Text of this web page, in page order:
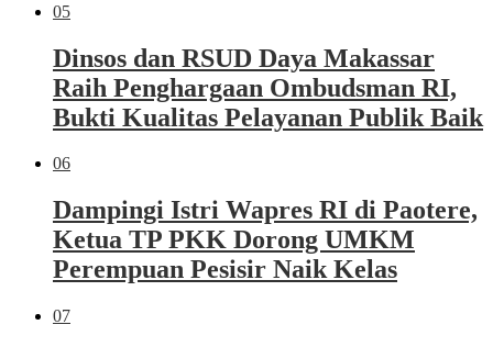
05
Dinsos dan RSUD Daya Makassar
Raih Penghargaan Ombudsman RI,
Bukti Kualitas Pelayanan Publik Baik
06
Dampingi Istri Wapres RI di Paotere,
Ketua TP PKK Dorong UMKM
Perempuan Pesisir Naik Kelas
07